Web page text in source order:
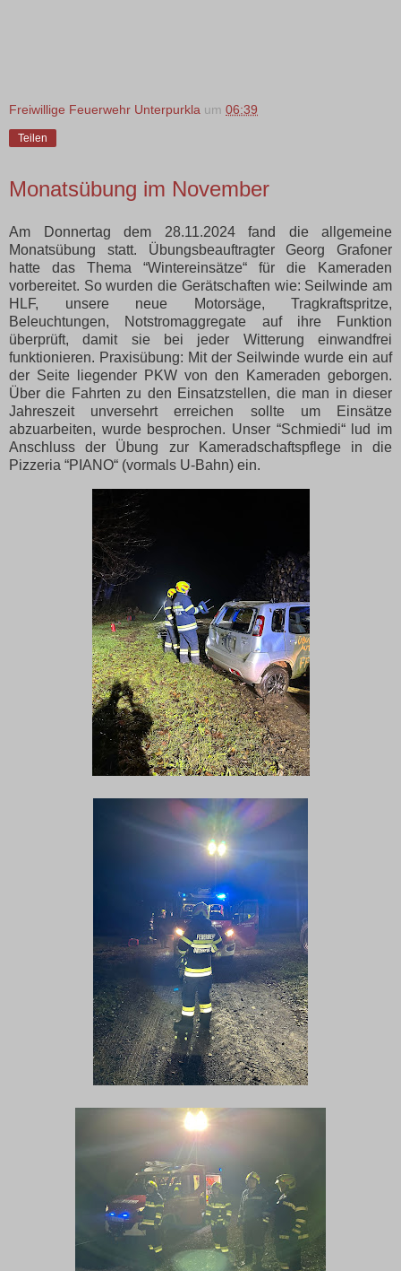
Freiwillige Feuerwehr Unterpurkla um 06:39
Teilen
Monatsübung im November
Am Donnertag dem 28.11.2024 fand die allgemeine
Monatsübung statt. Übungsbeauftragter Georg Grafoner
hatte das Thema “Wintereinsätze“ für die Kameraden
vorbereitet. So wurden die Gerätschaften wie: Seilwinde am
HLF, unsere neue Motorsäge, Tragkraftspritze,
Beleuchtungen, Notstromaggregate auf ihre Funktion
überprüft, damit sie bei jeder Witterung einwandfrei
funktionieren. Praxisübung: Mit der Seilwinde wurde ein auf
der Seite liegender PKW von den Kameraden geborgen.
Über die Fahrten zu den Einsatzstellen, die man in dieser
Jahreszeit unversehrt erreichen sollte um Einsätze
abzuarbeiten, wurde besprochen. Unser “Schmiedi“ lud im
Anschluss der Übung zur Kameradschaftspflege in die
Pizzeria “PIANO“ (vormals U-Bahn) ein.